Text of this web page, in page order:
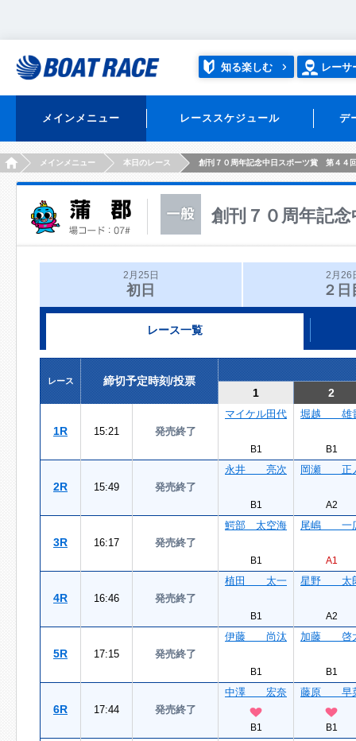
知る楽しむ レーサ
メインメニュー レーススケジュール デ
HOMEメインメニュー 本日のレース 創刊７０周年記念中日スポーツ賞 第４４
創刊７０周年記
2月25日
初日
2月26
２日
レース一覧
レース
締切予定時刻/投票
1
2
1R 15:21 発売終了
マイケル田代
B1
堀越 雄
B1
2R 15:49 発売終了
永井 亮次
B1
岡瀬 正
A2
3R 16:17 発売終了
鰐部 太空海
B1
尾嶋 一
A1
4R 16:46 発売終了
植田 太一
B1
星野 太
A2
5R 17:15 発売終了
伊藤 尚汰
B1
加藤 啓
B1
6R 17:44 発売終了
中澤 宏奈
B1
藤原 早
B1